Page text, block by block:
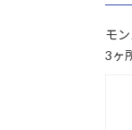
モ
3ヶ